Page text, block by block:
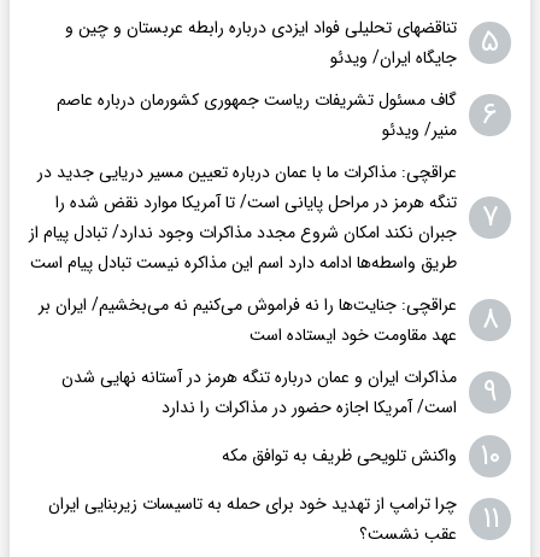
۵
تناقضهای تحلیلی فواد ایزدی درباره رابطه عربستان و چین و
جایگاه ایران/ ویدئو
۶
گاف مسئول تشریفات ریاست جمهوری کشورمان درباره عاصم
منیر/ ویدئو
۷
عراقچی: مذاکرات ما با عمان درباره تعیین مسیر دریایی جدید در
تنگه هرمز در مراحل پایانی است/ تا آمریکا موارد نقض شده را
جبران نکند امکان شروع مجدد مذاکرات وجود ندارد/ تبادل پیام از
طریق واسطه‌ها ادامه دارد اسم این مذاکره نیست تبادل پیام است
۸
عراقچی: جنایت‌ها را نه فراموش می‌کنیم نه می‌بخشیم/ ایران بر
عهد مقاومت خود ایستاده است
۹
مذاکرات ایران و عمان درباره تنگه هرمز در آستانه نهایی شدن
است/ آمریکا اجازه حضور در مذاکرات را ندارد
۱۰ واکنش تلویحی ظریف به توافق مکه
۱۱
چرا ترامپ از تهدید خود برای حمله به تاسیسات زیربنایی ایران
عقب نشست؟